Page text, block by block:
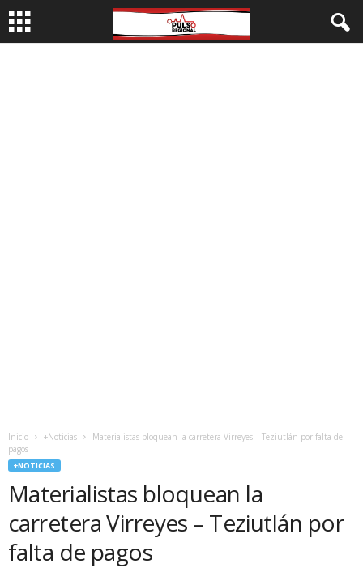
Inicio +Noticias
Materialistas bloquean la carretera Virreyes – Teziutlán por falta de
pagos
+NOTICIAS
Materialistas bloquean la
carretera Virreyes – Teziutlán por
falta de pagos